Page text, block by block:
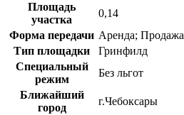
Площадь
участка
0,14
Форма передачи Аренда; Продажа
Тип площадки
Гринфилд
Специальный
режим
Без льгот
Ближайший
город
г.Чебоксары